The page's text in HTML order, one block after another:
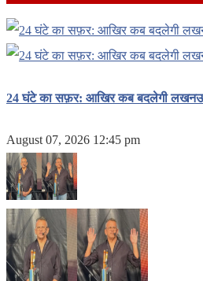
24 घंटे का सफ़र: आखिर कब बदलेगी
August 07, 2026 12:45 pm